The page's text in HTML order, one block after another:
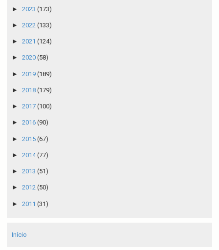
► 2023 (173)
► 2022 (133)
► 2021 (124)
► 2020 (58)
► 2019 (189)
► 2018 (179)
► 2017 (100)
► 2016 (90)
► 2015 (67)
► 2014(77)
► 2013 (51)
► 2012 (50)
► 2011 (31)
Início